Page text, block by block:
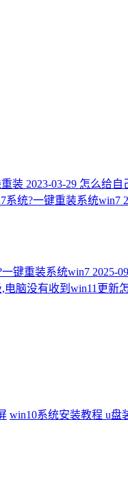
装 2023-03-29 怎么给自
系统?一键重装系统win7
键重装系统win7 2025-
电脑没有收到win11更新
win10系统安装教程 u盘